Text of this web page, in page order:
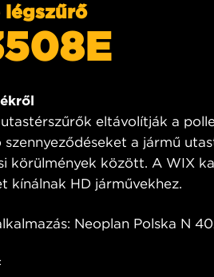
légszűrő
eltávolítják a
a jármű
körülmények között. A WIX
kínálnak HD járművekhez.
Neoplan Polska N